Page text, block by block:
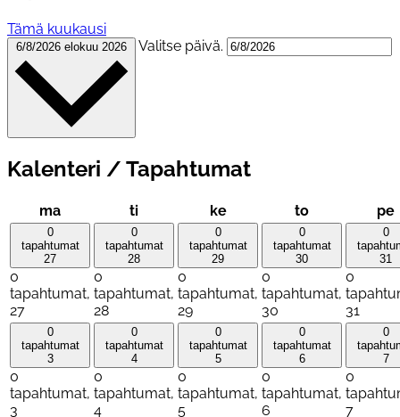
Tämä kuukausi
6/8/2026 elokuu 2026 Valitse päivä.
Kalenteri / Tapahtumat
mamaanantaititiistai kekeskiviikkototorstai pe
0
tapahtumat
27
0
tapahtumat,
27
0
tapahtumat
28
0
tapahtumat,
28
0
tapahtumat
29
0
tapahtumat,
29
0
tapahtumat
30
0
tapahtumat,
30
0
31
0
31
0
tapahtumat
3
0
tapahtumat,
3
0
tapahtumat
4
0
tapahtumat,
4
0
tapahtumat
5
0
tapahtumat,
5
0
tapahtumat
6
0
tapahtumat,
6
0
7
0
7